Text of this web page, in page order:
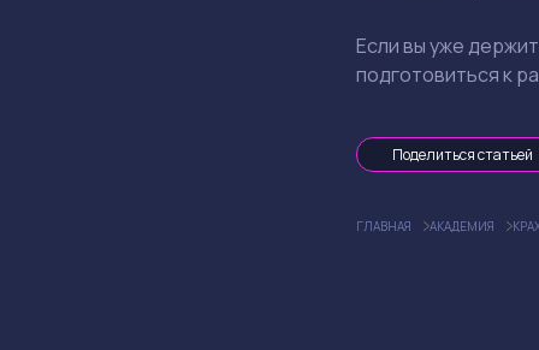
Есливыуже
подготовитьсяк
Поделиться статьей
ГЛАВНАЯ АКАДЕМИЯ